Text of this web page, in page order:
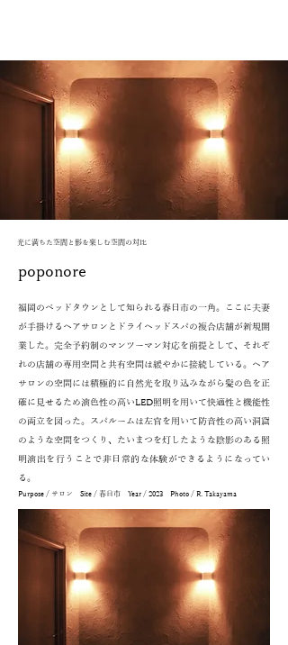
光に満ちた空間と影を楽しむ空間の対比
poponore
福岡のベッドタウンとして知られる春日市の一角。ここに夫妻
が手掛けるヘアサロンとドライヘッドスパの複合店舗が新規開
業した。完全予約制のマンツーマン対応を前提として、それぞ
れの店舗の専用空間と共有空間は緩やかに接続している。ヘア
サロンの空間には積極的に自然光を取り込みながら髪の色を正
確に見せるため演色性の高いLED照明を用いて快適性と機能性
の両立を図った。スパルームは左官を用いて防音性の高い洞窟
のような空間をつくり、たいまつを灯したような陰影のある照
明演出を行うことで非日常的な体験ができるようになってい
る。
Purpose / サロン Site / 春日市 Year / 2023 Photo / R. Takayama